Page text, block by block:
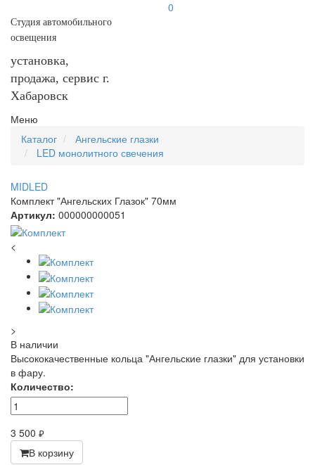
Студия автомобильного
освещения
установка,
продажа, сервис г.
Хабаровск
0
Меню
Каталог
Ангельские глазки
LED монолитного свечения
MIDLED
Комплект "Ангельских Глазок" 70мм
Артикул: 000000000051
<
>
В наличии
Высококачественные кольца "Ангельские глазки" для установки
в фару.
Количество:
3 500 руб.
В корзину